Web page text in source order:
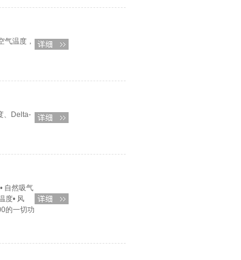
气温度，
、Delta-
自然吸气
度• 风
的一切功